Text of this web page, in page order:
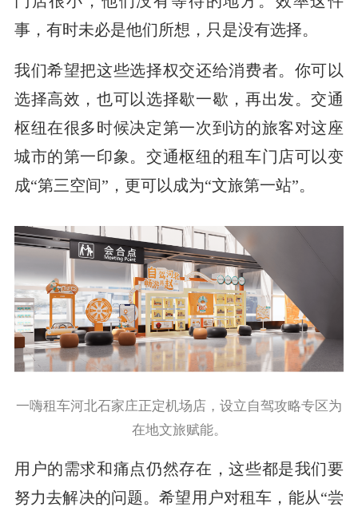
事，有时未必是他们所想，只是没有选择。
我们希望把这些选择权交还给消费者。你可以
选择高效，也可以选择歇一歇，再出发。交通
枢纽在很多时候决定第一次到访的旅客对这座
城市的第一印象。交通枢纽的租车门店可以变
成“第三空间”，更可以成为“文旅第一站”。
一嗨租车河北石家庄正定机场店，设立自驾攻略专区为
在地文旅赋能。
用户的需求和痛点仍然存在，这些都是我们要
努力去解决的问题。希望用户对租车，能从“尝